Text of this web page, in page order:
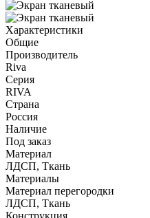
Характеристики
Общие
Производитель
Riva
Серия
RIVA
Страна
Россия
Наличие
Под заказ
Материал
ЛДСП, Ткань
Материалы
Материал перегородки
ЛДСП, Ткань
Конструкция